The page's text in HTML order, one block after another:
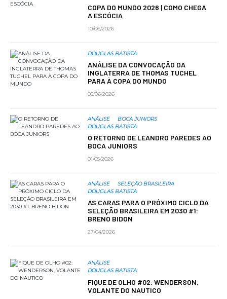
COPA DO MUNDO 2026 | COMO CHEGA
A ESCÓCIA
10/06/2026
DOUGLAS BATISTA
ANÁLISE DA CONVOCAÇÃO DA
INGLATERRA DE THOMAS TUCHEL
PARA À COPA DO MUNDO
05/06/2026
ANÁLISE
BOCA JUNIORS
DOUGLAS BATISTA
O RETORNO DE LEANDRO PAREDES AO
BOCA JUNIORS
01/05/2026
ANÁLISE
SELEÇÃO BRASILEIRA
DOUGLAS BATISTA
AS CARAS PARA O PRÓXIMO CICLO DA
SELEÇÃO BRASILEIRA EM 2030 #1:
BRENO BIDON
27/04/2026
ANÁLISE
DOUGLAS BATISTA
FIQUE DE OLHO #02: WENDERSON,
VOLANTE DO NAUTICO